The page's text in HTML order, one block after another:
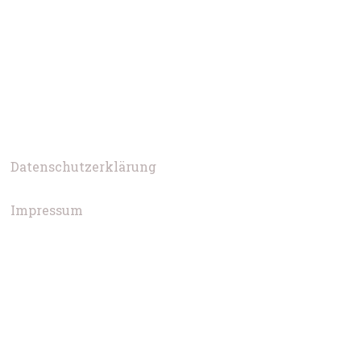
Datenschutzerklärung
Impressum